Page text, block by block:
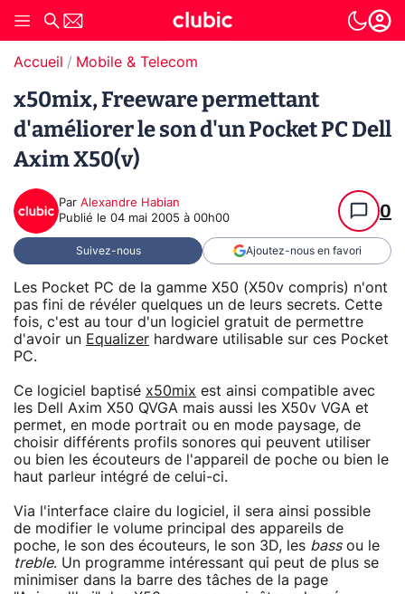
Accueil Mobile & Telecom
x50mix, Freeware permettant
d'améliorer le son d'un Pocket PC Dell
Axim X50(v)
Par Alexandre Habian
Publié le 04 mai 2005 à 00h00 0
Suivez-nous Ajoutez-nous en favori
Les Pocket PC de la gamme X50 (X50v compris) n'ont
pas fini de révéler quelques un de leurs secrets. Cette
fois, c'est au tour d'un logiciel gratuit de permettre
d'avoir un Equalizer hardware utilisable sur ces Pocket
PC.
Ce logiciel baptisé x50mix est ainsi compatible avec
les Dell Axim X50 QVGA mais aussi les X50v VGA et
permet, en mode portrait ou en mode paysage, de
choisir différents profils sonores qui peuvent utiliser
ou bien les écouteurs de l'appareil de poche ou bien le
haut parleur intégré de celui-ci.
Via l'interface claire du logiciel, il sera ainsi possible
de modifier le volume principal des appareils de
poche, le son des écouteurs, le son 3D, les bassou le
treble. Un programme intéressant qui peut de plus se
minimiser dans la barre des tâches de la page